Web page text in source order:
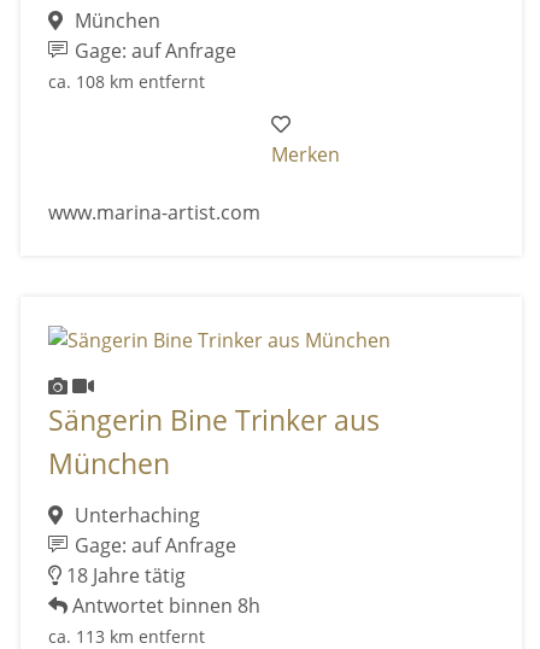
München
Gage: auf Anfrage
ca. 108 km entfernt
Merken
www.marina-artist.com
Sängerin Bine Trinker aus
München
Unterhaching
Gage: auf Anfrage
18 Jahre tätig
Antwortet binnen 8h
ca. 113 km entfernt